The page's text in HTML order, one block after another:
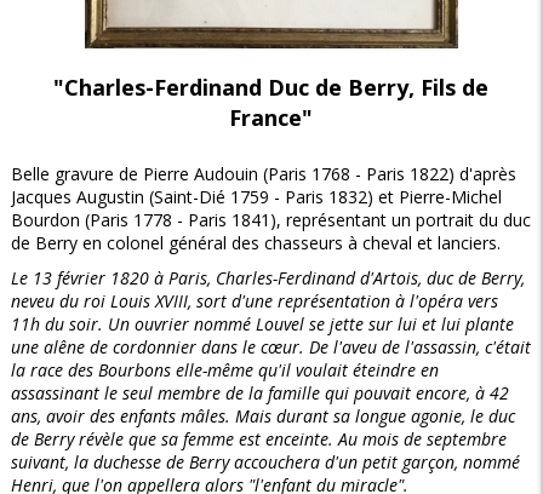
"Charles-Ferdinand Duc de Berry, Fils de
France"
Belle gravure de Pierre Audouin (Paris 1768 - Paris 1822) d'après
Jacques Augustin (Saint-Dié 1759 - Paris 1832) et Pierre-Michel
Bourdon (Paris 1778 - Paris 1841), représentant un portrait du duc
de Berry en colonel général des chasseurs à cheval et lanciers.
Le 13 février 1820 à Paris, Charles-Ferdinand d'Artois, duc de Berry,
neveu du roi Louis XVIII, sort d'une représentation à l'opéra vers
11h du soir. Un ouvrier nommé Louvel se jette sur lui et lui plante
une alêne de cordonnier dans le cœur. De l'aveu de l'assassin, c'était
la race des Bourbons elle-même qu'il voulait éteindre en
assassinant le seul membre de la famille qui pouvait encore, à 42
ans, avoir des enfants mâles. Mais durant sa longue agonie, le duc
de Berry révèle que sa femme est enceinte. Au mois de septembre
suivant, la duchesse de Berry accouchera d'un petit garçon, nommé
Henri, que l'on appellera alors "l'enfant du miracle".